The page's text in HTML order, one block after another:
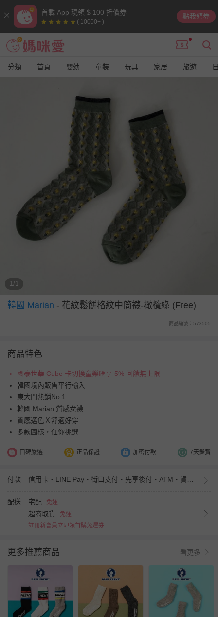
首載 App 現領 $ 100 折價券
( 10000+ )
點我領券
分類 首頁 嬰幼 童裝 玩具 家居 旅遊
1/1
韓國 Marian - 花紋鬆餅格紋中筒襪-橄欖綠 (Free)
商品編號：573505
商品特色
國泰世華 Cube 卡切換童樂匯享 5% 回饋無上限
韓國境內販售平行輸入
東大門熱銷No.1
韓國 Marian 質感女襪
質感選色Ｘ舒適好穿
多款圖樣，任你挑選
口碑嚴選 正品保證 加密付款 7天鑑賞
付款
配送 宅配 免運
超商取貨
免運
註冊新會員立即領首購免運券
更多推薦商品 看更多